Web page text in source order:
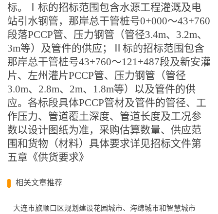
标。Ⅰ标的招标范围包含水源工程灌溉及电
站引水钢管，那岸总干管桩号0+000～43+760
段落PCCP管、压力钢管（管径3.4m、3.2m、
3m等）及管件的供应；Ⅱ标的招标范围包含
那岸总干管桩号43+760～121+487段及新安灌
片、左州灌片PCCP管、压力钢管（管径
3.0m、2.8m、2m、1.8m等）以及管件的供
应。各标段具体PCCP管材及管件的管径、工
作压力、管道覆土深度、管道长度及工况参
数以设计图纸为准，采购估算数量、供应范
围和货物（材料）具体要求详见招标文件第
五章《供货要求》
相关文章推荐
大连市旅顺口区规划建设花园城市、海绵城市和智慧城市